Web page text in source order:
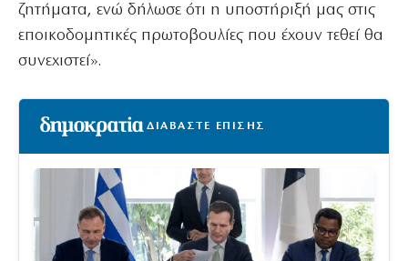
ζητήματα, ενώ δήλωσε ότι η υποστήριξή μας στις
εποικοδομητικές πρωτοβουλίες που έχουν τεθεί θα
συνεχιστεί».
ΔΙΑΒΑΣΤΕ ΕΠΙΣΗΣ